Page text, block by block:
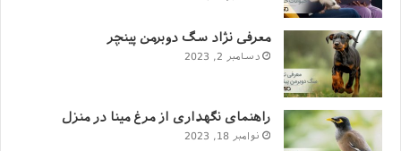
معرفی نژاد سگ دوبرمن پینچر
دسامبر 2, 2023
راهنمای نگهداری از مرغ مینا در منزل
نوامبر 18, 2023